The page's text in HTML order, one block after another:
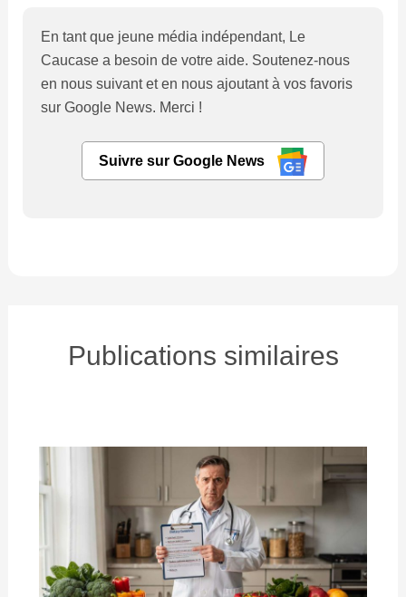
En tant que jeune média indépendant, Le
Caucase a besoin de votre aide. Soutenez-nous
en nous suivant et en nous ajoutant à vos favoris
sur Google News. Merci !
Suivre sur Google News
Publications similaires